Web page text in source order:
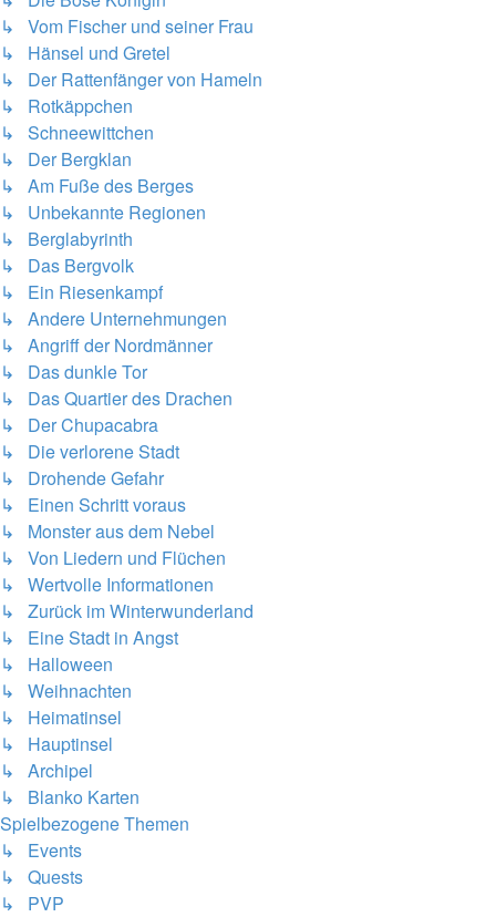
↳ Vom Fischer und seiner Frau
↳ Hänsel und Gretel
↳ Der Rattenfänger von Hameln
↳ Rotkäppchen
↳ Schneewittchen
↳ Der Bergklan
↳ Am Fuße des Berges
↳ Unbekannte Regionen
↳ Berglabyrinth
↳ Das Bergvolk
↳ Ein Riesenkampf
↳ Andere Unternehmungen
↳ Angriff der Nordmänner
↳ Das dunkle Tor
↳ Das Quartier des Drachen
↳ Der Chupacabra
↳ Die verlorene Stadt
↳ Drohende Gefahr
↳ Einen Schritt voraus
↳ Monster aus dem Nebel
↳ Von Liedern und Flüchen
↳ Wertvolle Informationen
↳ Zurück im Winterwunderland
↳ Eine Stadt in Angst
↳ Halloween
↳ Weihnachten
↳ Heimatinsel
↳ Hauptinsel
↳ Archipel
↳ Blanko Karten
Spielbezogene Themen
↳ Events
↳ Quests
↳ PVP